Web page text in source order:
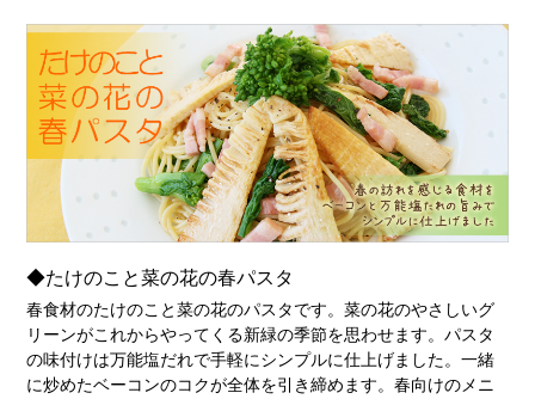
◆たけのこと菜の花の春パスタ
春食材のたけのこと菜の花のパスタです。菜の花のやさしいグ
リーンがこれからやってくる新緑の季節を思わせます。パスタ
の味付けは万能塩だれで手軽にシンプルに仕上げました。一緒
に炒めたベーコンのコクが全体を引き締めます。春向けのメニ